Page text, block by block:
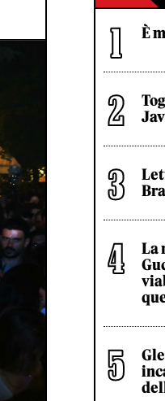
È
La